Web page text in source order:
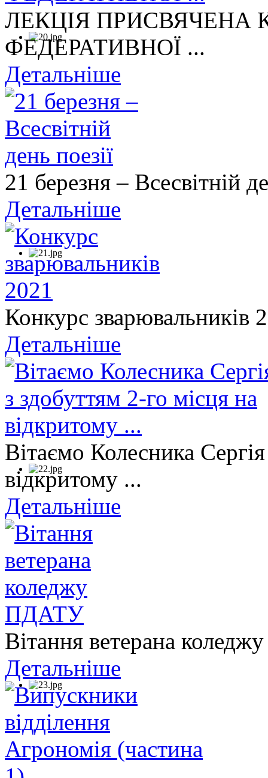
ЛЕКЦІЯ ПРИСВЯЧЕНА
ФЕДЕРАТИВНОЇ ...
Детальніше
21 березня – Всесвітній
Детальніше
Конкурс зварювальників
Детальніше
Вітаємо Колесника
відкритому ...
Детальніше
Вітання ветерана
Детальніше